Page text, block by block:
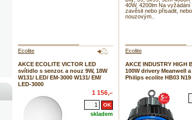
40W, 4200lm Na vyžádání
zavěsit nebo přisadit,
nouzovým..
Ecolite
AKCE ECOLITE VICTOR LED
svítidlo s senzor. a nouz 9W, 18W
W131/ LED/ EM-3000 W131/ EM/
LED-3000
1 156,–
skladem
Ecolite
AKCE INDUSTRY HIGH
100W drivery Meanwell
Philips ecolite HB03 N19